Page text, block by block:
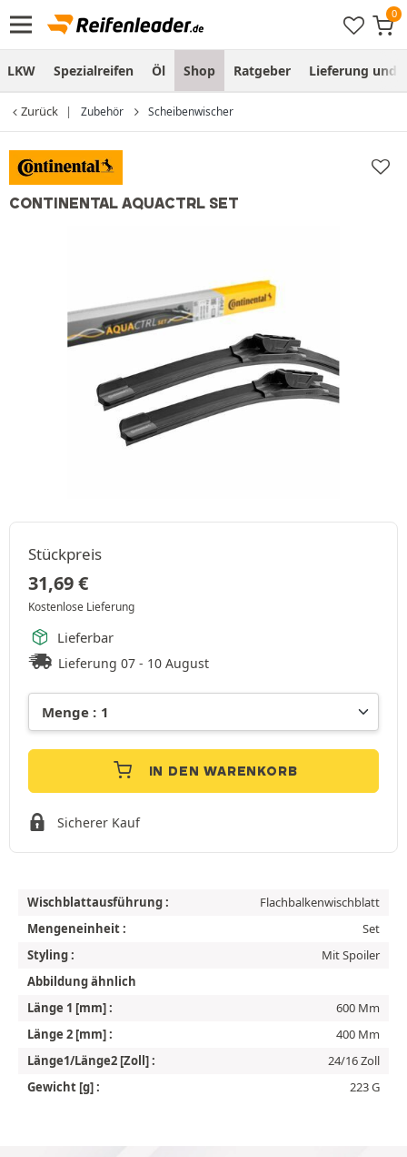
LKW Spezialreifen Öl Shop Ratgeber Lieferung und
Zurück Zubehör Scheibenwischer
CONTINENTAL AQUACTRL SET
Stückpreis
31,69€
Kostenlose Lieferung
Lieferbar
Lieferung 07 - 10 August
IN DEN WARENKORB
Sicherer Kauf
Wischblattausführung :
Flachbalkenwischblatt
Mengeneinheit :
Set
Styling :
Mit Spoiler
Abbildung ähnlich
Länge 1 [mm] :
600 Mm
Länge 2 [mm] :
400 Mm
Länge1/Länge2 [Zoll] :
24/16 Zoll
Gewicht [g] :
223 G